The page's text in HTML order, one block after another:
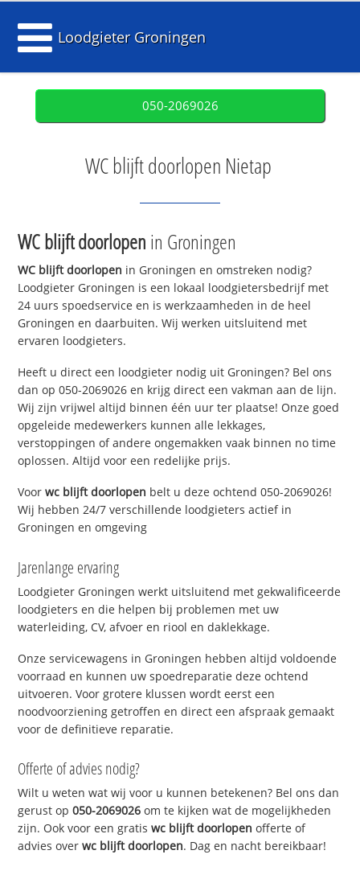
Loodgieter Groningen
050-2069026
WC blijft doorlopen Nietap
WC blijft doorlopen in Groningen
WC blijft doorlopen in Groningen en omstreken nodig?
Loodgieter Groningen is een lokaal loodgietersbedrijf met
24 uurs spoedservice en is werkzaamheden in de heel
Groningen en daarbuiten. Wij werken uitsluitend met
ervaren loodgieters.
Heeft u direct een loodgieter nodig uit Groningen? Bel ons
dan op 050-2069026 en krijg direct een vakman aan de lijn.
Wij zijn vrijwel altijd binnen één uur ter plaatse! Onze goed
opgeleide medewerkers kunnen alle lekkages,
verstoppingen of andere ongemakken vaak binnen no time
oplossen. Altijd voor een redelijke prijs.
Voorwc blijft doorlopen belt u deze ochtend 050-2069026!
Wij hebben 24/7 verschillende loodgieters actief in
Groningen en omgeving
Jarenlange ervaring
Loodgieter Groningen werkt uitsluitend met gekwalificeerde
loodgieters en die helpen bij problemen met uw
waterleiding, CV, afvoer en riool en daklekkage.
Onze servicewagens in Groningen hebben altijd voldoende
voorraad en kunnen uw spoedreparatie deze ochtend
uitvoeren. Voor grotere klussen wordt eerst een
noodvoorziening getroffen en direct een afspraak gemaakt
voor de definitieve reparatie.
Offerte of advies nodig?
Wilt u weten wat wij voor u kunnen betekenen? Bel ons dan
gerust op050-2069026 om te kijken wat de mogelijkheden
zijn. Ook voor een gratiswc blijft doorlopen offerte of
advies overwc blijft doorlopen. Dag en nacht bereikbaar!